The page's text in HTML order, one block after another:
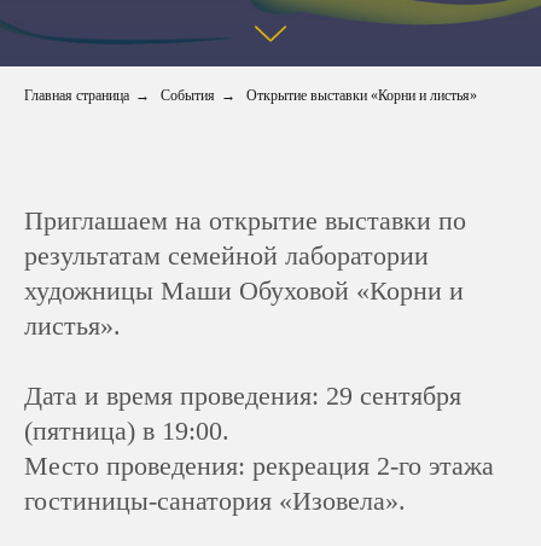
Главная страница → События → Открытие выставки «Корни и листья»
Приглашаем на открытие выставки по
результатам семейной лаборатории
художницы Маши Обуховой «Корни и
листья».
Дата и время проведения: 29 сентября
(пятница) в 19:00.
Место проведения: рекреация 2-го этажа
гостиницы-санатория «Изовела».